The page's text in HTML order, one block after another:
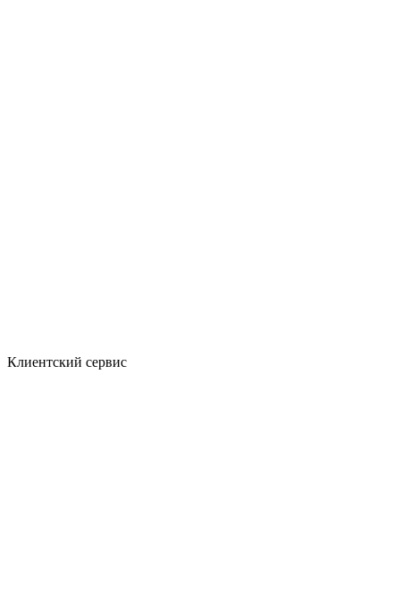
Клиентский сервис